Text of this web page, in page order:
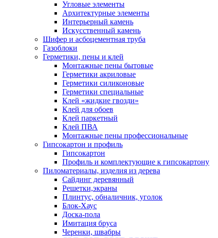
Угловые элементы
Архитектурные элементы
Интерьерный камень
Искусственный камень
Шифер и асбоцементная труба
Газоблоки
Герметики, пены и клей
Монтажные пены бытовые
Герметики акриловые
Герметики силиконовые
Герметики специальные
Клей «жидкие гвозди»
Клей для обоев
Клей паркетный
Клей ПВА
Монтажные пены профессиональные
Гипсокартон и профиль
Гипсокартон
Профиль и комплектующие к гипсокартону
Пиломатериалы, изделия из дерева
Сайдинг деревянный
Решетки,экраны
Плинтус, обналичник, уголок
Блок-Хаус
Доска-пола
Имитация бруса
Черенки, швабры